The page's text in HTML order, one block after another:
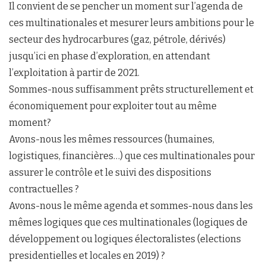
Il convient de se pencher un moment sur l’agenda de
ces multinationales et mesurer leurs ambitions pour le
secteur des hydrocarbures (gaz, pétrole, dérivés)
jusqu’ici en phase d’exploration, en attendant
l’exploitation à partir de 2021.
Sommes-nous suffisamment prêts structurellement et
économiquement pour exploiter tout au même
moment?
Avons-nous les mêmes ressources (humaines,
logistiques, financières…) que ces multinationales pour
assurer le contrôle et le suivi des dispositions
contractuelles ?
Avons-nous le même agenda et sommes-nous dans les
mêmes logiques que ces multinationales (logiques de
développement ou logiques électoralistes (elections
presidentielles et locales en 2019) ?